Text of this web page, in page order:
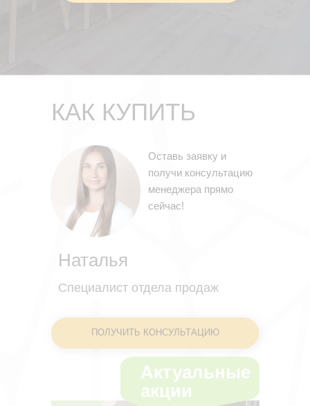
КАК КУПИТЬ
Наталья
Специалист отдела продаж
Оставь заявку и
получи консультацию
менеджера прямо
сейчас!
ПОЛУЧИТЬ КОНСУЛЬТАЦИЮ
Актуальные
акции